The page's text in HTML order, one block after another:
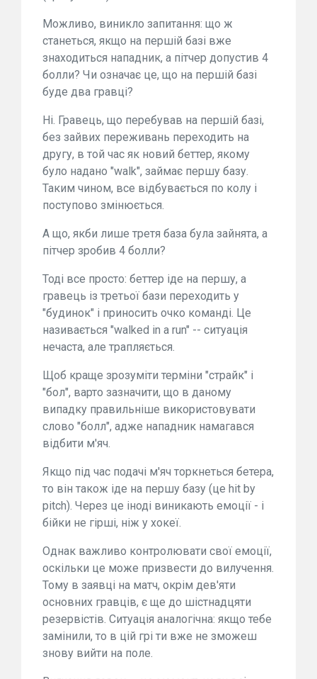
Можливо, виникло запитання: що ж
станеться, якщо на першій базі вже
знаходиться нападник, а пітчер допустив 4
болли? Чи означає це, що на першій базі
буде два гравці?
Ні. Гравець, що перебував на першій базі,
без зайвих переживань переходить на
другу, в той час як новий беттер, якому
було надано "walk", займає першу базу.
Таким чином, все відбувається по колу і
поступово змінюється.
А що, якби лише третя база була зайнята, а
пітчер зробив 4 болли?
Тоді все просто: беттер іде на першу, а
гравець із третьої бази переходить у
"будинок" і приносить очко команді. Це
називається "walked in a run" -- ситуація
нечаста, але трапляється.
Щоб краще зрозуміти терміни "страйк" і
"бол", варто зазначити, що в даному
випадку правильніше використовувати
слово "болл", адже нападник намагався
відбити м'яч.
Якщо під час подачі м'яч торкнеться бетера,
то він також іде на першу базу (це hit by
pitch). Через це іноді виникають емоції - і
бійки не гірші, ніж у хокеї.
Однак важливо контролювати свої емоції,
оскільки це може призвести до вилучення.
Тому в заявці на матч, окрім дев'яти
основних гравців, є ще до шістнадцяти
резервістів. Ситуація аналогічна: якщо тебе
замінили, то в цій грі ти вже не зможеш
знову вийти на поле.